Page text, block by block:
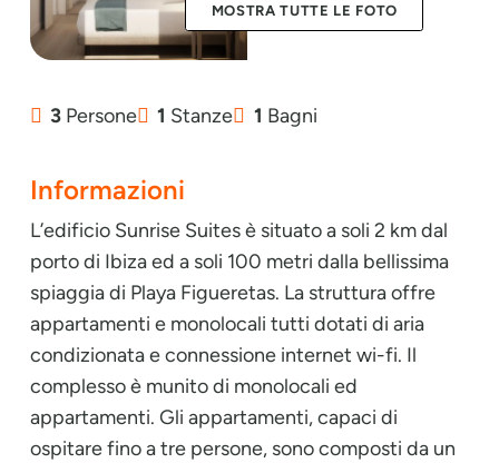
MOSTRA TUTTE LE FOTO
3 Persone 1 Stanze 1 Bagni
Informazioni
L’edificio Sunrise Suites è situato a soli 2 km dal
porto di Ibiza ed a soli 100 metri dalla bellissima
spiaggia di Playa Figueretas. La struttura offre
appartamenti e monolocali tutti dotati di aria
condizionata e connessione internet wi-fi. Il
complesso è munito di monolocali ed
appartamenti. Gli appartamenti, capaci di
ospitare fino a tre persone, sono composti da un